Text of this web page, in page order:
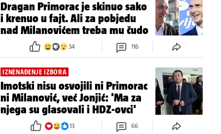
Dragan Primorac je skinuo sako
i krenuo u fajt. Ali za pobjedu
nad Milanovićem treba mu čudo
34 116
IZNENAĐENJE IZBORA
Imotski nisu osvojili ni Primorac
ni Milanović, već Jonjić: 'Ma za
njega su glasovali i HDZ-ovci'
13 66